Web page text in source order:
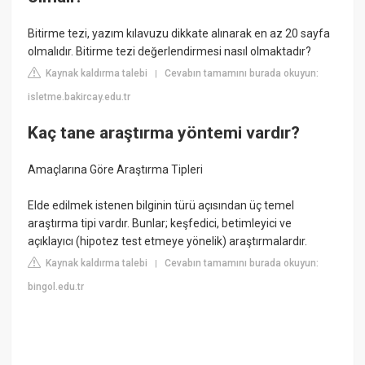
Bitirme tezi, yazım kılavuzu dikkate alınarak en az 20 sayfa
olmalıdır. Bitirme tezi değerlendirmesi nasıl olmaktadır?
Kaynak kaldırma talebi |Cevabın tamamını burada okuyun:
isletme.bakircay.edu.tr
Kaç tane araştırma yöntemi vardır?
Amaçlarına Göre Araştırma Tipleri
Elde edilmek istenen bilginin türü açısından üç temel
araştırma tipi vardır. Bunlar; keşfedici, betimleyici ve
açıklayıcı (hipotez test etmeye yönelik) araştırmalardır.
Kaynak kaldırma talebi |Cevabın tamamını burada okuyun:
bingol.edu.tr